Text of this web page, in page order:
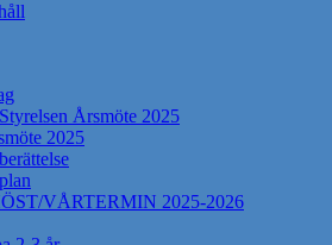
Årsmöte 2025
2025
VÅRTERMIN 2025-2026